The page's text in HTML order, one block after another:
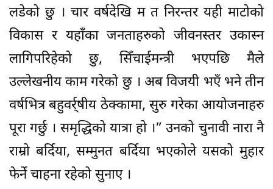
लडेको छु । चार वर्षदेखि म त निरन्तर यही माटोको
विकास र यहाँका जनताहरुको जीवनस्तर उकास्न
लागिपरिहेको छु, सिँचाईमन्त्री भएपछि मैले
उल्लेखनीय काम गरेको छु । अब विजयी भएँ भने तीन
वर्षभित्र बहुवर्र्षीय ठेक्कामा, सुरु गरेका आयोजनाहरु
पूरा गर्छु । समृद्धिको यात्रा हो ।” उनको चुनावी नारा नै
राम्रो बर्दिया, सम्मुनत बर्दिया भएकोले यसको मुहार
फेर्ने चाहना रहेको सुनाए ।